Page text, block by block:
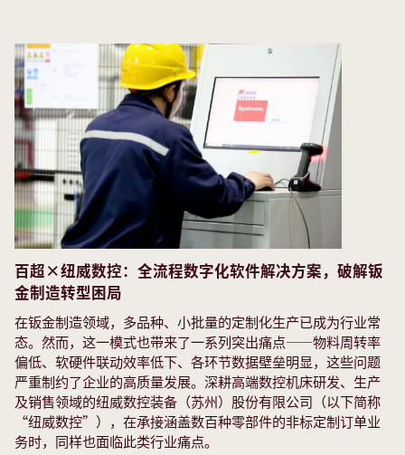
百超×纽威数控：全流程数字化软件解决方案，破解钣
金制造转型困局
在钣金制造领域，多品种、小批量的定制化生产已成为行业常
态。然而，这一模式也带来了一系列突出痛点——物料周转率
偏低、软硬件联动效率低下、各环节数据壁垒明显，这些问题
严重制约了企业的高质量发展。深耕高端数控机床研发、生产
及销售领域的纽威数控装备（苏州）股份有限公司（以下简称
“纽威数控”），在承接涵盖数百种零部件的非标定制订单业
务时，同样也面临此类行业痛点。